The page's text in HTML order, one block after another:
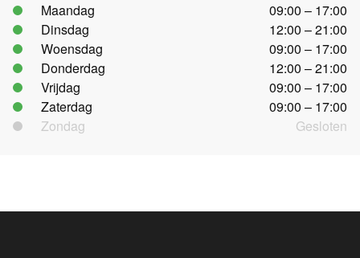
Maandag
09:00 – 17:00
Dinsdag
12:00 – 21:00
Woensdag
09:00 – 17:00
Donderdag
12:00 – 21:00
Vrijdag
09:00 – 17:00
Zaterdag
09:00 – 17:00
Zondag
Gesloten